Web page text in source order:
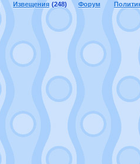
Извещения (248) Форум